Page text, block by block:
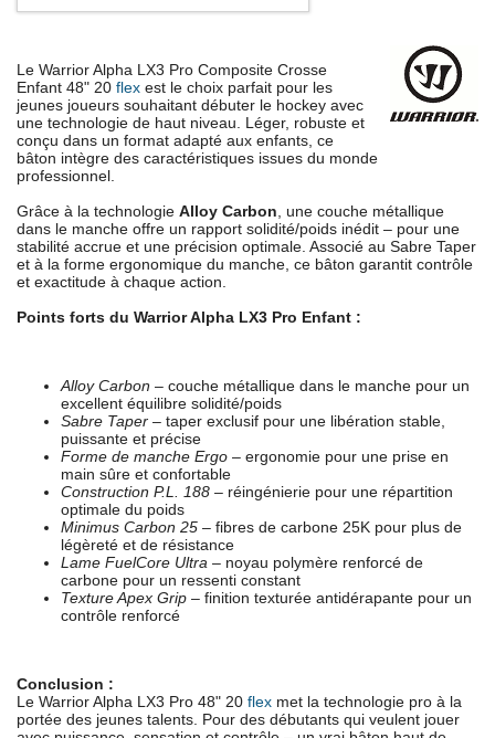
Le Warrior Alpha LX3 Pro Composite Crosse
Enfant 48" 20 flex est le choix parfait pour les
jeunes joueurs souhaitant débuter le hockey avec
une technologie de haut niveau. Léger, robuste et
conçu dans un format adapté aux enfants, ce
bâton intègre des caractéristiques issues du monde
professionnel.
Grâce à la technologie Alloy Carbon, une couche métallique
dans le manche offre un rapport solidité/poids inédit – pour une
stabilité accrue et une précision optimale. Associé au Sabre Taper
et à la forme ergonomique du manche, ce bâton garantit contrôle
et exactitude à chaque action.
Points forts du Warrior Alpha LX3 Pro Enfant :
Alloy Carbon – couche métallique dans le manche pour un
excellent équilibre solidité/poids
Sabre Taper – taper exclusif pour une libération stable,
puissante et précise
Forme de manche Ergo – ergonomie pour une prise en
main sûre et confortable
Construction P.L. 188 – réingénierie pour une répartition
optimale du poids
Minimus Carbon 25 – fibres de carbone 25K pour plus de
légèreté et de résistance
Lame FuelCore Ultra – noyau polymère renforcé de
carbone pour un ressenti constant
Texture Apex Grip – finition texturée antidérapante pour un
contrôle renforcé
Conclusion :
Le Warrior Alpha LX3 Pro 48" 20 flex met la technologie pro à la
portée des jeunes talents. Pour des débutants qui veulent jouer